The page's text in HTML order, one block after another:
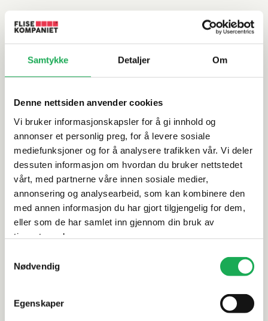
Samtykke Detaljer Om
Denne nettsiden anvender cookies
Vi bruker informasjonskapsler for å gi innhold og
annonser et personlig preg, for å levere sosiale
mediefunksjoner og for å analysere trafikken vår. Vi deler
dessuten informasjon om hvordan du bruker nettstedet
vårt, med partnerne våre innen sosiale medier,
annonsering og analysearbeid, som kan kombinere den
med annen informasjon du har gjort tilgjengelig for dem,
eller som de har samlet inn gjennom din bruk av
tjenestene deres.
Nødvendig
Egenskaper
Produktinformasjon
Spesifikasjoner
Rengjøring og vedlikehold
Leveringsinformasjon
Dokumentasjon
Alternative produkter
ITALGRANITI